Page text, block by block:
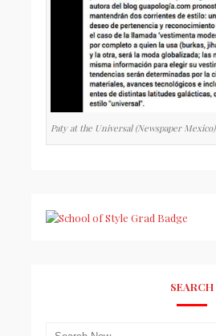
Paty at the Universal (Newspaper Mexico)
SEARCH